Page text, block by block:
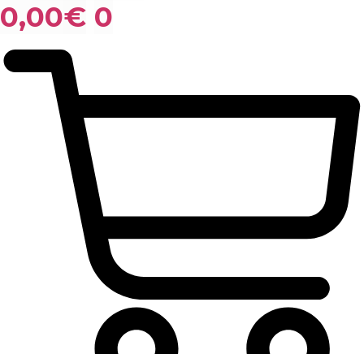
0,00€ 0